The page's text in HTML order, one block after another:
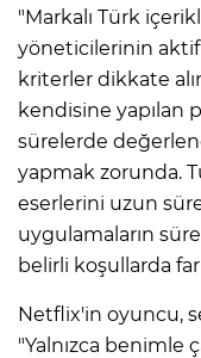
"Markalı Türk
yöneticilerinin aktif
kriterler dikkate
kendisine yapılan
sürelerde
yapmak zorunda.
eserlerini uzun
uygulamaların
belirli koşullarda
Netflix'in oyuncu,
"Yalnızca benimle